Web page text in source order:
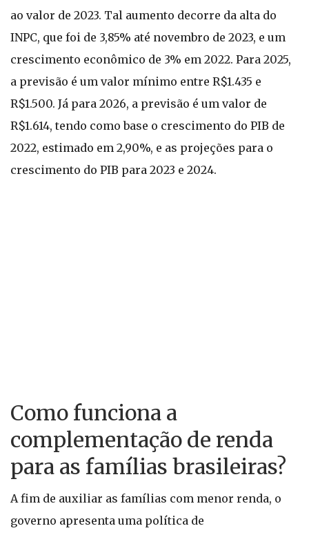
ao valor de 2023. Tal aumento decorre da alta do
INPC, que foi de 3,85% até novembro de 2023, e um
crescimento econômico de 3% em 2022. Para 2025,
a previsão é um valor mínimo entre R$1.435 e
R$1.500. Já para 2026, a previsão é um valor de
R$1.614, tendo como base o crescimento do PIB de
2022, estimado em 2,90%, e as projeções para o
crescimento do PIB para 2023 e 2024.
Como funciona a
complementação de renda
para as famílias brasileiras?
A fim de auxiliar as famílias com menor renda, o
governo apresenta uma política de